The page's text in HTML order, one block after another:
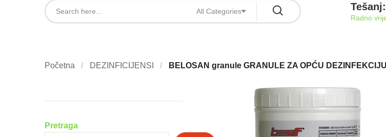
All Categories
Radno
Početna DEZINFICIJENSI BELOSAN granule GRANULE ZA OPĆU
Pretraga